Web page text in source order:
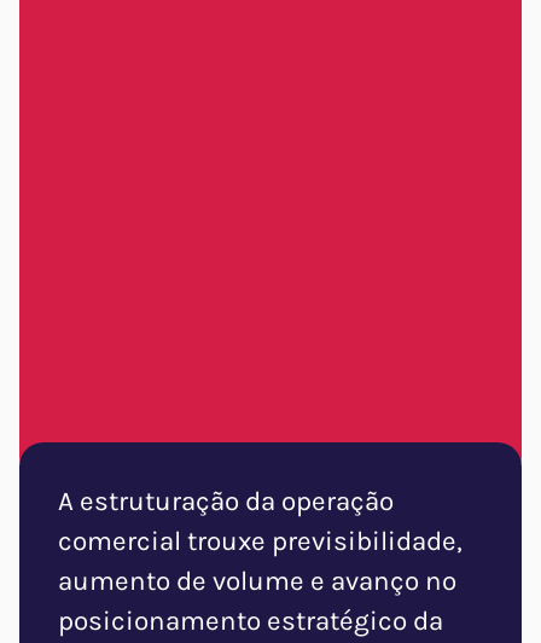
A estruturação da operação
comercial trouxe previsibilidade,
aumento de volume e avanço no
posicionamento estratégico da